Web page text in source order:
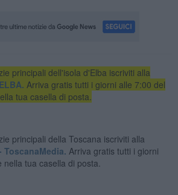
principali dell'isola d'Elba iscriviti alla
Arriva gratis tutti i giorni alle 7:00 del
tua casella di posta.
principali della Toscana iscriviti alla
ToscanaMedia. Arriva gratis tutti i giorni
tua casella di posta.